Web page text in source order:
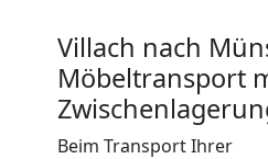
Villach nach
Möbeltransport
Beim Transport Ihrer
International